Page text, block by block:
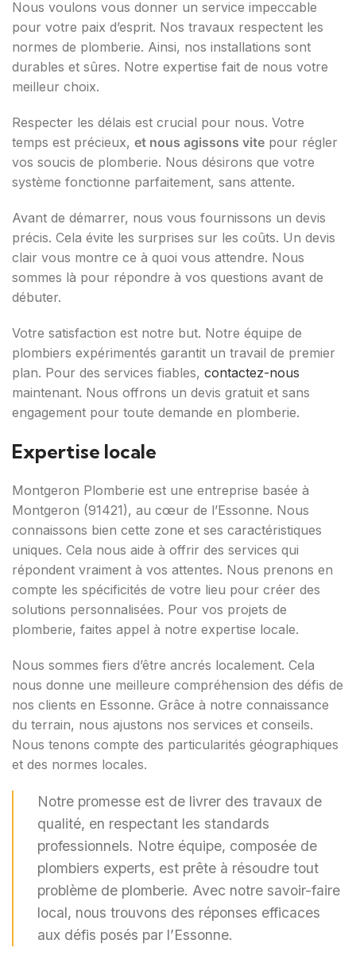
Nous voulons vous donner un service impeccable
pour votre paix d’esprit. Nos travaux respectent les
normes de plomberie. Ainsi, nos installations sont
durables et sûres. Notre expertise fait de nous votre
meilleur choix.
Respecter les délais est crucial pour nous. Votre
temps est précieux, et nous agissons vite pour régler
vos soucis de plomberie. Nous désirons que votre
système fonctionne parfaitement, sans attente.
Avant de démarrer, nous vous fournissons un devis
précis. Cela évite les surprises sur les coûts. Un devis
clair vous montre ce à quoi vous attendre. Nous
sommes là pour répondre à vos questions avant de
débuter.
Votre satisfaction est notre but. Notre équipe de
plombiers expérimentés garantit un travail de premier
plan. Pour des services fiables, contactez-nous
maintenant. Nous offrons un devis gratuit et sans
engagement pour toute demande en plomberie.
Expertise locale
Montgeron Plomberie est une entreprise basée à
Montgeron (91421), au cœur de l’Essonne. Nous
connaissons bien cette zone et ses caractéristiques
uniques. Cela nous aide à offrir des services qui
répondent vraiment à vos attentes. Nous prenons en
compte les spécificités de votre lieu pour créer des
solutions personnalisées. Pour vos projets de
plomberie, faites appel à notre expertise locale.
Nous sommes fiers d’être ancrés localement. Cela
nous donne une meilleure compréhension des défis de
nos clients en Essonne. Grâce à notre connaissance
du terrain, nous ajustons nos services et conseils.
Nous tenons compte des particularités géographiques
et des normes locales.
Notre promesse est de livrer des travaux de
qualité, en respectant les standards
professionnels. Notre équipe, composée de
plombiers experts, est prête à résoudre tout
problème de plomberie. Avec notre savoir-faire
local, nous trouvons des réponses efficaces
aux défis posés par l’Essonne.